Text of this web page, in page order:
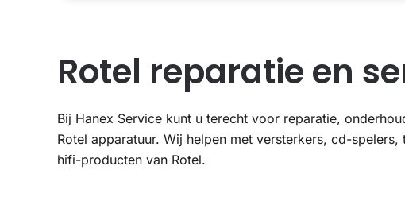
Rotel reparatie en
Bij Hanex Service kunt u terecht voor reparatie,
Rotel apparatuur. Wij helpen met versterkers, cd-
hifi-producten van Rotel.